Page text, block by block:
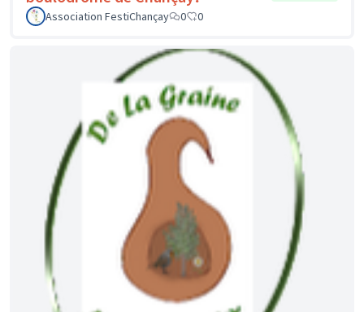
Association FestiChançay
0 0